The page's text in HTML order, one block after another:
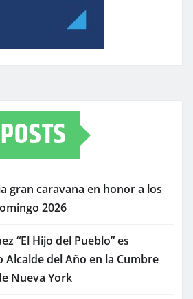
gran caravana en honor a los
2026
“El Hijo del Pueblo” es
del Año en la Cumbre
Nueva York